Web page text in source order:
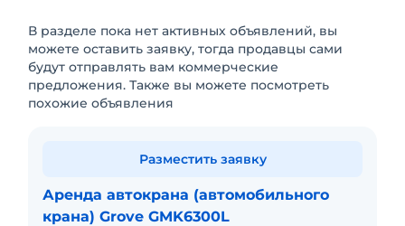
В разделе пока нет активных объявлений, вы
можете оставить заявку, тогда продавцы сами
будут отправлять вам коммерческие
предложения. Также вы можете посмотреть
похожие объявления
Аренда автокрана (автомобильного
крана) Grove GMK6300L
Разместить заявку